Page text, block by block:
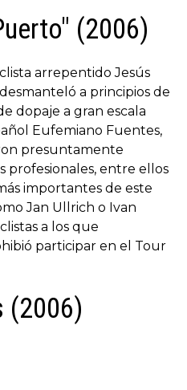
(2006)
arrepentido Jesús
a principios de
dopaje a gran escala
Eufemiano Fuentes,
presuntamente
profesionales, entre ellos
importantes de este
Jan Ullrich o Ivan
a los que
participar en el Tour
(2006)